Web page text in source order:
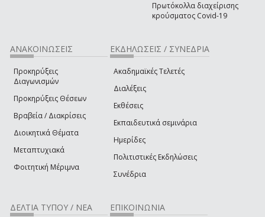
Πρωτόκολλα διαχείρισης
κρούσματος Covid-19
ΑΝΑΚΟΙΝΩΣΕΙΣ
Προκηρύξεις
Διαγωνισμών
Προκηρύξεις Θέσεων
Βραβεία / Διακρίσεις
Διοικητικά Θέματα
Μεταπτυχιακά
Φοιτητική Μέριμνα
ΕΚΔΗΛΩΣΕΙΣ / ΣΥΝΕΔΡΙΑ
Ακαδημαϊκές Τελετές
Διαλέξεις
Εκθέσεις
Εκπαιδευτικά σεμινάρια
Ημερίδες
Πολιτιστικές Εκδηλώσεις
Συνέδρια
ΔΕΛΤΙΑ ΤΥΠΟΥ / ΝΕΑ ΕΠΙΚΟΙΝΩΝΙΑ